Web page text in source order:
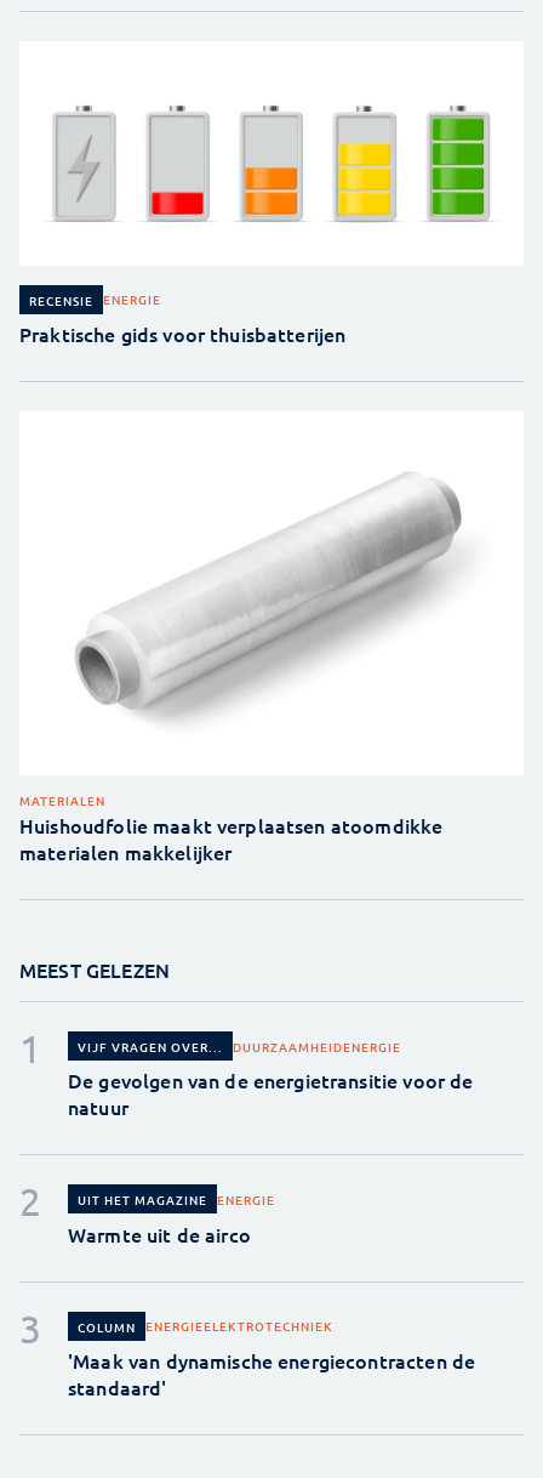
RECENSIE ENERGIE
Praktische gids voor thuisbatterijen
MATERIALEN
Huishoudfolie maakt verplaatsen atoomdikke
materialen makkelijker
MEEST GELEZEN
VIJF VRAGEN OVER... DUURZAAMHEIDENERGIE
De gevolgen van de energietransitie voor de
natuur
UIT HET MAGAZINE ENERGIE
Warmte uit de airco
COLUMN ENERGIEELEKTROTECHNIEK
'Maak van dynamische energiecontracten de
standaard'